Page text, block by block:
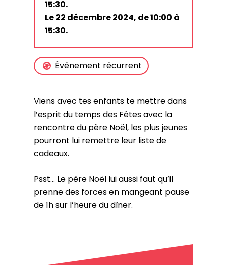
15:30.
Le 22 décembre 2024, de 10:00 à
15:30.
Événement récurrent
Viens avec tes enfants te mettre dans
l’esprit du temps des Fêtes avec la
rencontre du père Noël, les plus jeunes
pourront lui remettre leur liste de
cadeaux.
Psst… Le père Noël lui aussi faut qu’il
prenne des forces en mangeant pause
de 1h sur l’heure du dîner.